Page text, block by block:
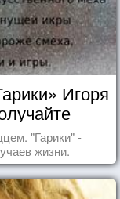
Игоря
"Гарики" -
жизни.